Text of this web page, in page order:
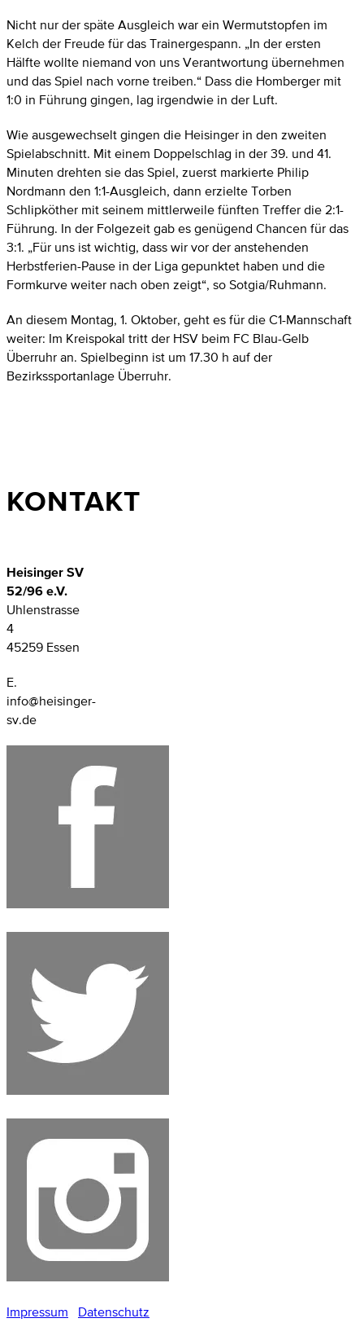
Nicht nur der späte Ausgleich war ein Wermutstopfen im
Kelch der Freude für das Trainergespann. „In der ersten
Hälfte wollte niemand von uns Verantwortung übernehmen
und das Spiel nach vorne treiben.“ Dass die Homberger mit
1:0 in Führung gingen, lag irgendwie in der Luft.
Wie ausgewechselt gingen die Heisinger in den zweiten
Spielabschnitt. Mit einem Doppelschlag in der 39. und 41.
Minuten drehten sie das Spiel, zuerst markierte Philip
Nordmann den 1:1-Ausgleich, dann erzielte Torben
Schlipköther mit seinem mittlerweile fünften Treffer die 2:1-
Führung. In der Folgezeit gab es genügend Chancen für das
3:1. „Für uns ist wichtig, dass wir vor der anstehenden
Herbstferien-Pause in der Liga gepunktet haben und die
Formkurve weiter nach oben zeigt“, so Sotgia/Ruhmann.
An diesem Montag, 1. Oktober, geht es für die C1-Mannschaft
weiter: Im Kreispokal tritt der HSV beim FC Blau-Gelb
Überruhr an. Spielbeginn ist um 17.30 h auf der
Bezirkssportanlage Überruhr.
KONTAKT
Heisinger SV
52/96 e.V.
Uhlenstrasse
4
45259 Essen
E.
info@heisinger-
sv.de
Impressum Datenschutz